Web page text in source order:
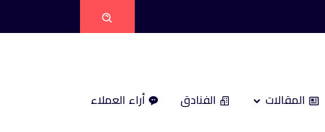
المقالات الفنادق أراء العملاء